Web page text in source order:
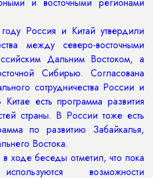
и Китай утвердили
между северо-восточными
Дальним Востоком, а
Сибирью. Согласована
сотрудничества России и
есть программа развития
страны. В России тоже есть
по развитию Забайкалья,
Востока.
беседы отметил, что пока
возможности